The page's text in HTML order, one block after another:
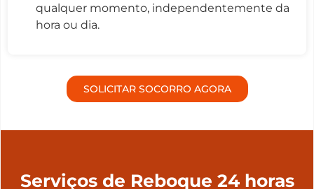
qualquer momento, independentemente da
hora ou dia.
SOLICITAR SOCORRO AGORA
Serviços de Reboque 24 horas